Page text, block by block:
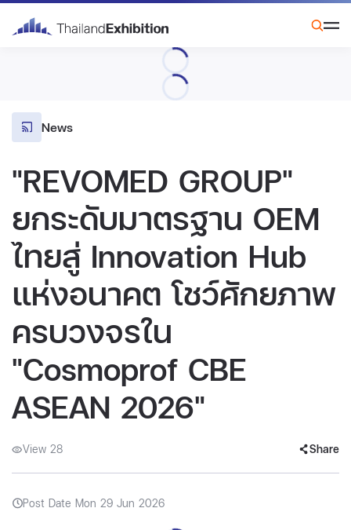
News
"REVOMED GROUP"
ยกระดับมาตรฐาน OEM
ไทยสู่ Innovation Hub
แห่งอนาคต โชว์ศักยภาพ
ครบวงจรใน
"Cosmoprof CBE
ASEAN 2026"
View 28 Share
Post Date Mon 29 Jun 2026